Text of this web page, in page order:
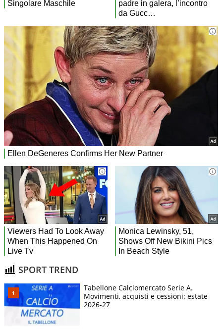
SPORT TREND
Tabellone Calciomercato Serie A.
Movimenti, acquisti e cessioni: estate
2026-27